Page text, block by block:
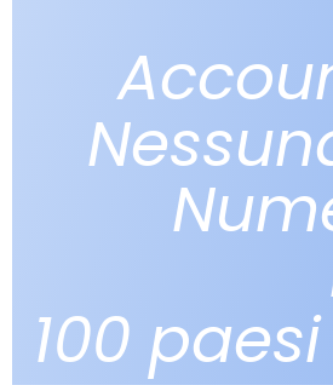
100